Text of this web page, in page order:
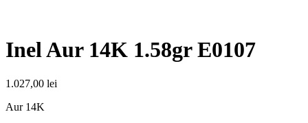
Inel Aur 14K 1.58gr E0107
1.027,00 lei
Aur 14K